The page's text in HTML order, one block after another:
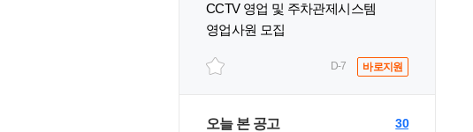
CCTV 영업 및 주차관제시스템
영업사원 모집
D-7 바로지원
오늘 본 공고 30